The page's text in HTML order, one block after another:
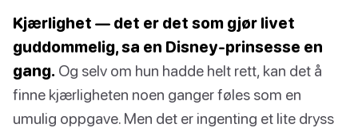
Kjærlighet — det er det som gjør livet
guddommelig, sa en Disney-prinsesse en
gang. Og selv om hun hadde helt rett, kan det å
finne kjærligheten noen ganger føles som en
umulig oppgave. Men det er ingenting et lite dryss